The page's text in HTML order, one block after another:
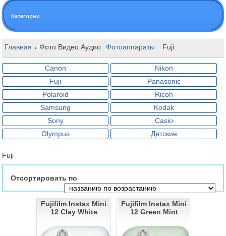
Категории
Главная Фото Видео Аудио Фотоаппараты Fuji
Canon
Nikon
Fuji
Panasonic
Polaroid
Ricoh
Samsung
Kodak
Sony
Casio
Olympus
Детские
Fuji
Отсортировать по
Fujifilm Instax Mini
12 Clay White
Fujifilm Instax Mini
12 Green Mint